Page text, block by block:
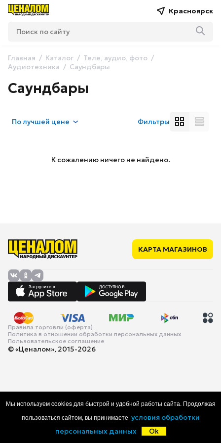
Красноярск
Главная Каталог
Теле, аудио, фото
Аудиотехника
Саундбары
Саундбары
Получшей цене Фильтры
К сожалению ничего не найдено.
КАРТА МАГАЗИНОВ
Правила торговли (оферта)
Политика в отношении обработки персональных данных
Пользовательское соглашение
© «Ценалом», 2015-2026
Каталог Корзина Избранное
Мы используем cookies для быстрой и удобной работы сайта. Продолжая
пользоваться сайтом, вы принимаете условия обработки
персональных данных
Ok